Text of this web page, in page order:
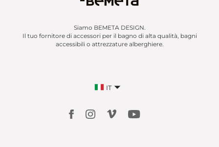
Siamo BEMETA DESIGN.
Il tuo fornitore di accessori per il bagno di alta qualità, bagni
accessibili o attrezzature alberghiere.
IT